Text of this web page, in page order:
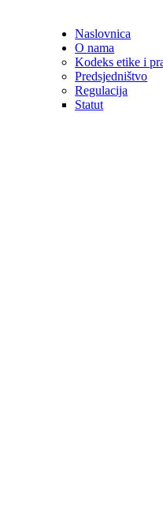
Naslovnica
O nama
Kodeks etike i
Predsjedništvo
Regulacija
Statut